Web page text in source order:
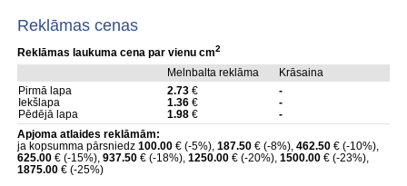
Reklāmas cenas
Reklāmas laukuma cena par vienu cm2
Melnbalta reklāma
Krāsaina
Pirmā lapa
2.73€
-
Iekšlapa
1.36€
-
Pēdējā lapa
1.98€
-
Apjoma atlaides reklāmām:
ja kopsumma pārsniedz 100.00€ (-5%), 187.50€ (-8%), 462.50€ (-10%),
625.00€ (-15%), 937.50€ (-18%), 1250.00€ (-20%), 1500.00€ (-23%),
1875.00€ (-25%)